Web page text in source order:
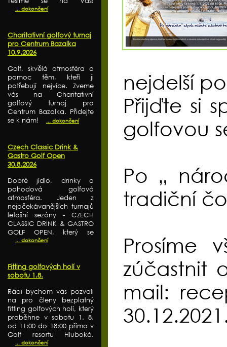
... dokončení
Charitativní golfový turnaj
pro Centrum Bazalka
10.9.2026
Golf, skvělá atmosféra a
pomoc těm, kteří ji
potřebují nejvíce. Zveme
vás na Charitativní
golfový turnaj pro
Centrum Bazalka. Přidejte
se k nám!
... dokončení
Czech Classic Drink &
Gastro Golf Open
30.8.2026
Dobré jídlo, drinky a
pohodová golfová
atmosféra. Jeden z
nejočekávanějších turnajů
letošní sezóny - CZECH
CLASSIC DRINK & GASTRO
GOLF OPEN, který se
... dokončení
Fitting golfových holí v
sobotu 1.8.
Rádi bychom vás pozvali
na pro členy bezplatný
fitting golfových holí, který
proběhne v sobotu 1. 8.
od 11:00 do 18:00 přímo v
Golf resortu Hluboká.
... dokončení
nejdelší
Přijďte si
golfovou
Po „
tradiční
Prosíme
zúčastnit
mail: